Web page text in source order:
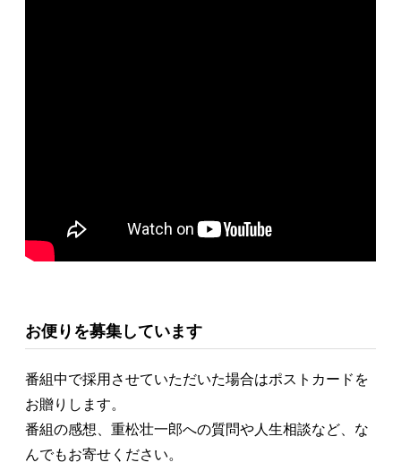
お便りを募集しています
番組中で採用させていただいた場合はポストカードを
お贈りします。
番組の感想、重松壮一郎への質問や人生相談など、な
んでもお寄せください。